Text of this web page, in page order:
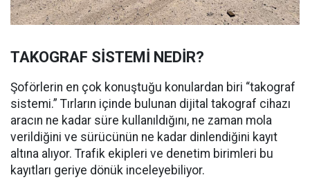
TAKOGRAF SİSTEMİ NEDİR?
Şoförlerin en çok konuştuğu konulardan biri “takograf
sistemi.” Tırların içinde bulunan dijital takograf cihazı
aracın ne kadar süre kullanıldığını, ne zaman mola
verildiğini ve sürücünün ne kadar dinlendiğini kayıt
altına alıyor. Trafik ekipleri ve denetim birimleri bu
kayıtları geriye dönük inceleyebiliyor.